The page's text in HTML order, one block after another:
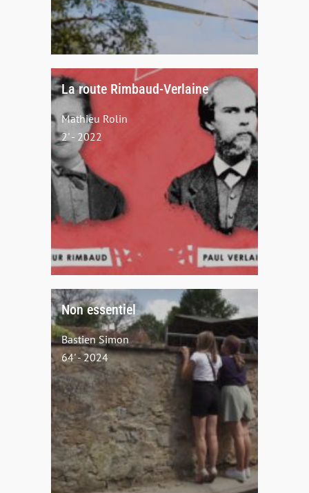
La route Rimbaud-Verlaine
Mathieu Rolin
2' - 2022
Non essentiel
Bastien Simon
64' - 2024